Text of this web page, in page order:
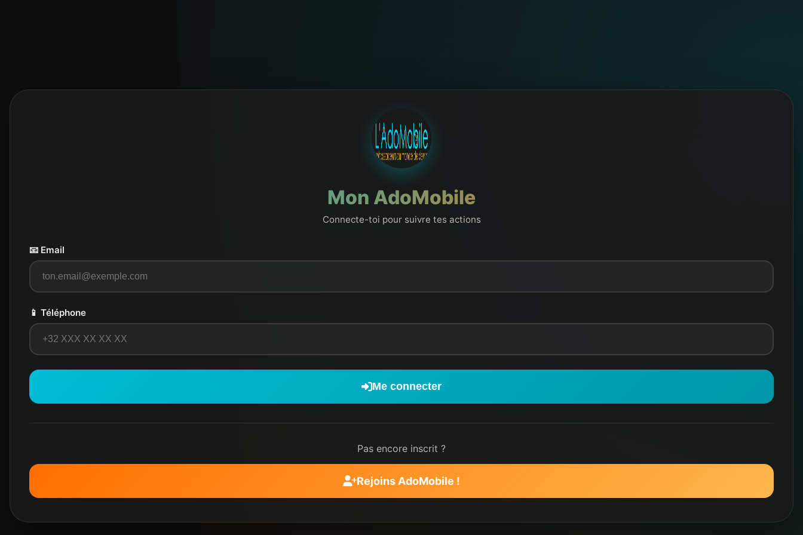
Mon AdoMobile
Connecte-toi pour suivre tes actions
📧 Email
📱 Téléphone
Me connecter
Pas encore inscrit ?
Rejoins AdoMobile !